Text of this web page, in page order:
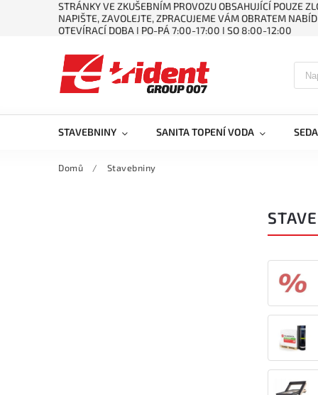
STRÁNKY VE ZKUŠEBNÍM PROVOZU OBSAHUJÍCÍ POUZE
NAPIŠTE, ZAVOLEJTE, ZPRACUJEME VÁM OBRATEM
OTEVÍRACÍ DOBA ǀ PO-PÁ 7:00-17:00 ǀ SO 8:00-12:00
STAVEBNINY SANITA TOPENÍ VODA
Domů / Stavebniny